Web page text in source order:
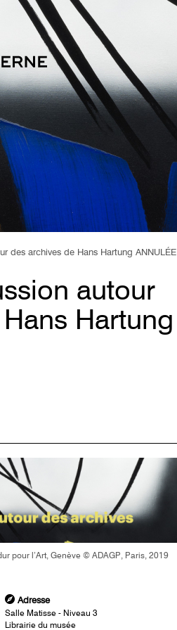
des archives de Hans Hartung ANNULÉE
autour
Hartung
pour l’Art, Genève © ADAGP, Paris, 2019
Adresse
Salle Matisse - Niveau 3
Librairie du musée